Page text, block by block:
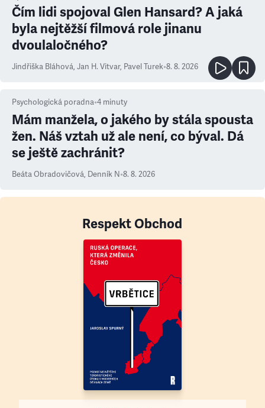
Čím lidi spojoval Glen Hansard? A jaká
byla nejtěžší filmová role jinanu
dvoulaločného?
Jindřiška Bláhová, Jan H. Vitvar, Pavel Turek•8. 8. 2026
Psychologická poradna•4 minuty
Mám manžela, o jakého by stála spousta
žen. Náš vztah už ale není, co býval. Dá
se ještě zachránit?
Beáta Obradovičová, Denník N•8. 8. 2026
Respekt Obchod